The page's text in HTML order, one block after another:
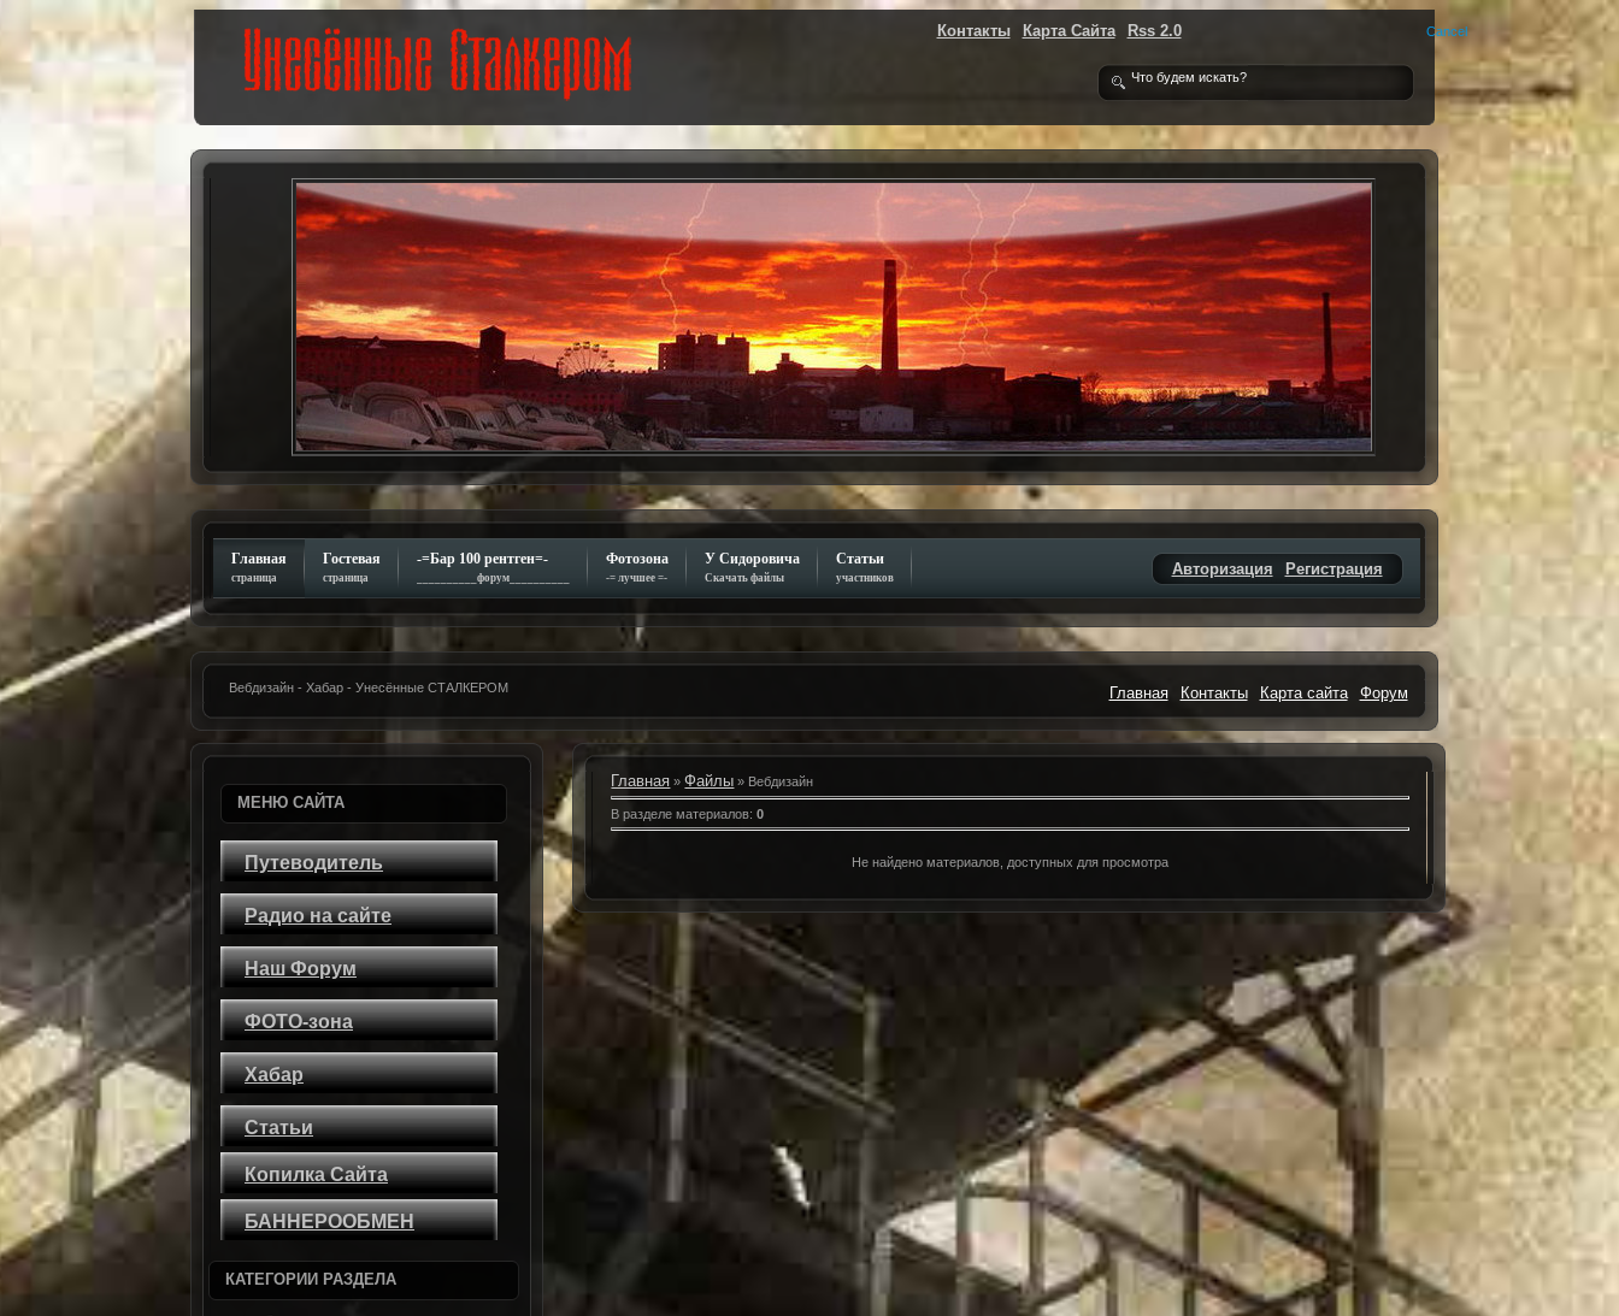
Контакты Карта Сайта Rss 2.0
Главная
страница
Гостевая
страница
-=Бар 100 рентген=-
__________форум__________
Фотозона
-= лучшее =-
У Сидоровича
Скачать файлы
Статьи
участников Регистрация
Авторизация
Вебдизайн - Хабар - Унесённые СТАЛКЕРОМ Главная Контакты Карта сайта Форум
Главная »Файлы » Вебдизайн
В разделе материалов:0
Не найдено материалов, доступных для просмотра
МЕНЮ САЙТА
Путеводитель
Радио на сайте
Наш Форум
ФОТО-зона
Хабар
Статьи
Копилка Сайта
БАННЕРООБМЕН
КАТЕГОРИИ РАЗДЕЛА
Cancel